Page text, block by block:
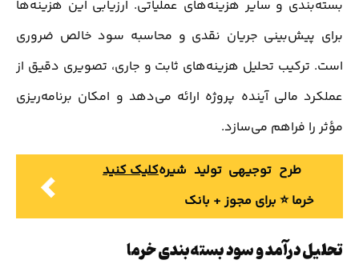
بسته‌بندی و سایر هزینه‌های عملیاتی. ارزیابی این هزینه‌ها
برای پیش‌بینی جریان نقدی و محاسبه سود خالص ضروری
است. ترکیب تحلیل هزینه‌های ثابت و جاری، تصویری دقیق از
عملکرد مالی آینده پروژه ارائه می‌دهد و امکان برنامه‌ریزی
مؤثر را فراهم می‌سازد.
کلیک کنیدطرح توجیهی تولید شیره
خرما ⭐️ برای مجوز + بانک
تحلیل درآمد و سود بسته‌بندی خرما